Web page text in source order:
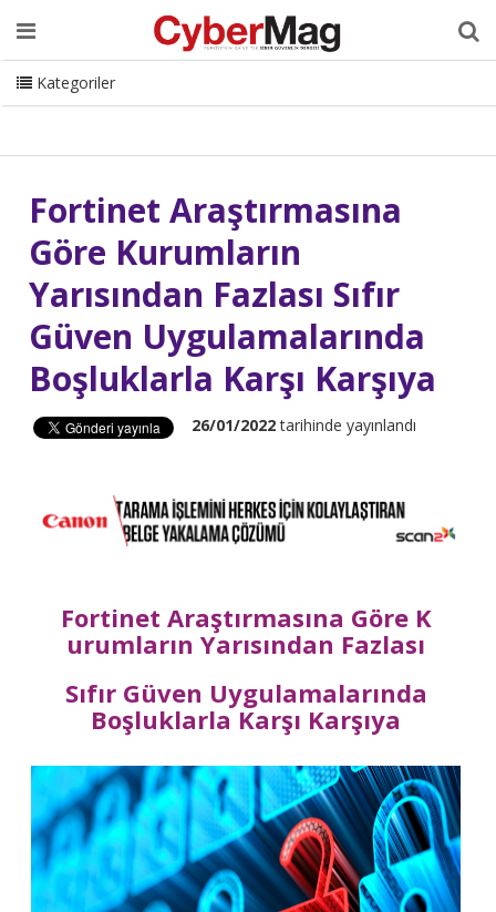
Ana Sayfa Hakkımızda Dergi Editörden
Danışmanlık
ISC Turkey Sizden Gelenler
İletişim
CyberMag Logo
Kategoriler
Fortinet Araştırmasına
Göre Kurumların
Yarısından Fazlası Sıfır
Güven Uygulamalarında
Boşluklarla Karşı Karşıya
26/01/2022tarihinde yayınlandı
Fortinet Araştırmasına Göre K
urumların Yarısından Fazlası
Sıfır Güven Uygulamalarında
Boşluklarla Karşı Karşıya